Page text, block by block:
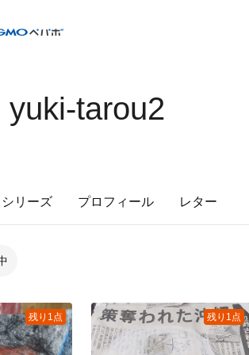
yuki-tarou2
シリーズ プロフィール レター
残り1点 残り1点